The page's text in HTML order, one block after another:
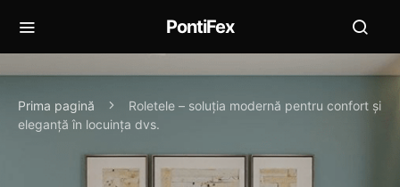
PontiFex
Prima pagină
Roletele – soluția modernă pentru confort și
eleganță în locuința dvs.